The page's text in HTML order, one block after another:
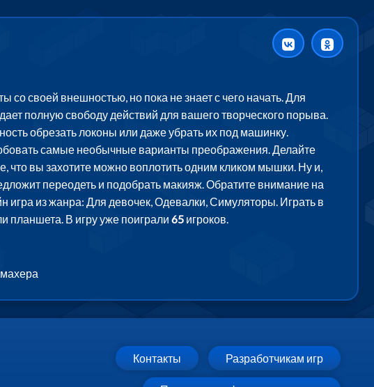
со своей внешностью, но пока не знает с чего начать. Для
полную свободу действий для вашего творческого порыва.
обрезать локоны или даже убрать их под машинку.
самые необычные варианты преображения. Делайте
вы захотите можно воплотить одним кликом мышки. Ну и,
переодеть и подобрать макияж. Обратите внимание на
игра из жанра: Для девочек, Одевалки, Симуляторы. Играть в
планшета. В игру уже поиграли 65игроков.
Контакты Разработчикам игр